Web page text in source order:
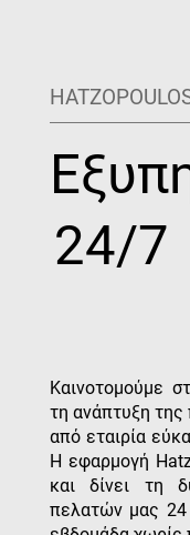
24/7
Καινοτομούμε
τη ανάπτυξη
από εταιρία
Η εφαρμογή
και δίνει τη
πελατών μας